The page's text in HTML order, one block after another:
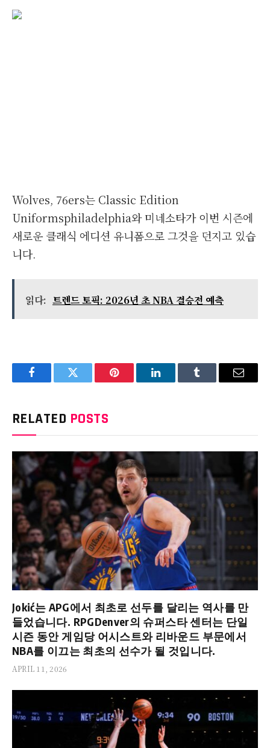
Wolves, 76ers는 Classic Edition
Uniformsphiladelphia와 미네소타가 이번 시즌에
새로운 클래식 에디션 유니폼으로 그것을 던지고 있습
니다.
읽다: 트렌드 토픽: 2026년 초 NBA 결승전 예측
FacebookTwitter Pinterest LinkedInTumblr Email
RELATED POSTS
Jokić는 APG에서 최초로 선두를 달리는 역사를 만
들었습니다. RPGDenver의 슈퍼스타 센터는 단일
시즌 동안 게임당 어시스트와 리바운드 부문에서
NBA를 이끄는 최초의 선수가 될 것입니다.
APRIL 11, 2026